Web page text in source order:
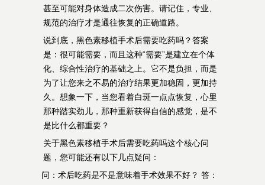
甚至可能对身体造成二次伤害。请记住，专业、
规范的治疗才是通往恢复的正确道路。
说到底，黑色素移植手术后需要吃药吗？答案
是：很可能需要，而且这种“需要”是建立在个体
化、综合性治疗的基础之上。它不是负担，而是
为了让您来之不易的治疗结果更加稳固，更加持
久。想象一下，当您看着白斑一点点恢复，心里
那种踏实劲儿，那种重新获得自信的感觉，是不
是比什么都重要？
关于黑色素移植手术后需要吃药吗这个核心问
题，您可能还有以下几点疑问：
问：术后吃药是不是意味着手术效果不好？ 答：